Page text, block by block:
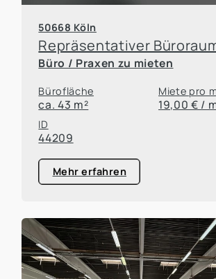
50668 Köln
Büro / Praxen zu mieten
Bürofläche
ca. 43 m²
Miete pro
19,00 € /
ID
44209
Mehr erfahren